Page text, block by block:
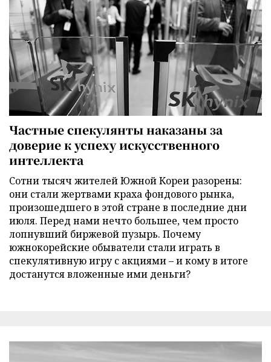
Частные спекулянты наказаны за
доверие к успеху искусственного
интеллекта
Сотни тысяч жителей Южной Кореи разорены:
они стали жертвами краха фондового рынка,
произошедшего в этой стране в последние дни
июля. Перед нами нечто большее, чем просто
лопнувший биржевой пузырь. Почему
южнокорейские обыватели стали играть в
спекулятивную игру с акциями – и кому в итоге
достанутся вложенные ими деньги?